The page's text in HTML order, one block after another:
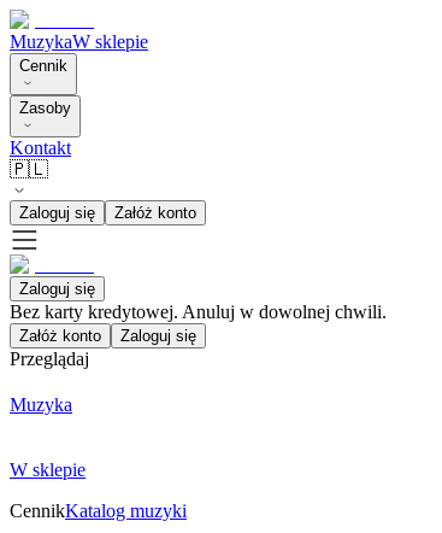
MuzykaW sklepie
Cennik
Zasoby
Kontakt
🇵🇱
Zaloguj się Załóż konto
Zaloguj się
Bez karty kredytowej. Anuluj w dowolnej chwili.
Załóż konto Zaloguj się
Przeglądaj
Muzyka
W sklepie
CennikKatalog muzyki